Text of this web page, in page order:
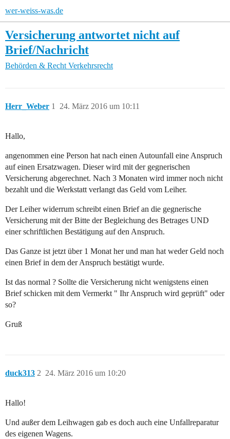
wer-weiss-was.de
Versicherung antwortet nicht auf
Brief/Nachricht
Behörden & Recht Verkehrsrecht
Herr_Weber 24. März 2016 um 10:11
1
Hallo,
angenommen eine Person hat nach einen Autounfall eine Anspruch
auf einen Ersatzwagen. Dieser wird mit der gegnerischen
Versicherung abgerechnet. Nach 3 Monaten wird immer noch nicht
bezahlt und die Werkstatt verlangt das Geld vom Leiher.
Der Leiher widerrum schreibt einen Brief an die gegnerische
Versicherung mit der Bitte der Begleichung des Betrages UND
einer schriftlichen Bestätigung auf den Anspruch.
Das Ganze ist jetzt über 1 Monat her und man hat weder Geld noch
einen Brief in dem der Anspruch bestätigt wurde.
Ist das normal ? Sollte die Versicherung nicht wenigstens einen
Brief schicken mit dem Vermerkt " Ihr Anspruch wird geprüft" oder
so?
Gruß
duck313 24. März 2016 um 10:20
2
Hallo!
Und außer dem Leihwagen gab es doch auch eine Unfallreparatur
des eigenen Wagens.